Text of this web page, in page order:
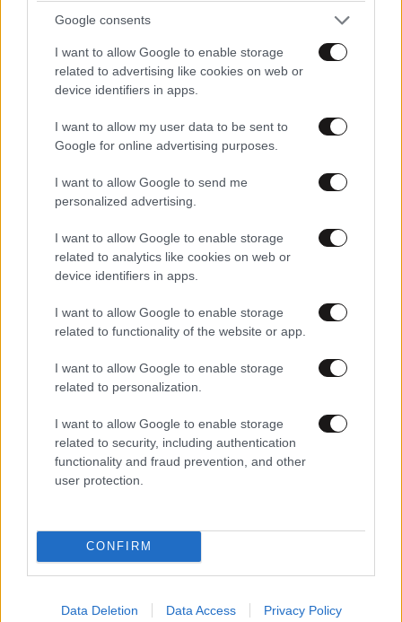
Google consents
I want to allow Google to enable storage
related to advertising like cookies on web or
device identifiers in apps.
I want to allow my user data to be sent to
Google for online advertising purposes.
I want to allow Google to send me
personalized advertising.
I want to allow Google to enable storage
related to analytics like cookies on web or
device identifiers in apps.
I want to allow Google to enable storage
related to functionality of the website or app.
I want to allow Google to enable storage
related to personalization.
I want to allow Google to enable storage
related to security, including authentication
functionality and fraud prevention, and other
user protection.
CONFIRM
Data Deletion Data Access Privacy Policy
Σαν σήμερα 6 Αυγούστου: Πεθαίνει η Ρίτα
Σακελλαρίου, η λαϊκή ντίβα που έκανε τη ζωή
της τραγούδι
ΚΟΣΜΟΣ05·08·2026 23:47
«Βλέπουμε την μπουγάδα σου»: Δημοτική
σύμβουλος στη Νέα Ζηλανδία βγήκε live σε
συνεδρίαση από το μπάνιο της